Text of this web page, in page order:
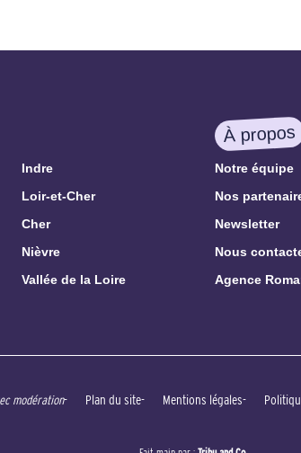
Indre
Loir-et-Cher
Cher
Nièvre
Vallée de la Loire
À propos
Notre équipe
Nos
Newsletter
Nous
Agence
modération Plan du site Mentions légales